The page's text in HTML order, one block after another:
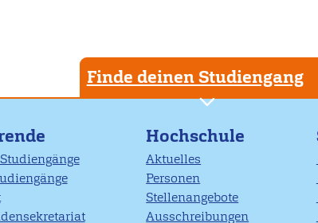
Finde deinen Studiengang
Hochschule
Aktuelles
Personen
Stellenangebote
Ausschreibungen